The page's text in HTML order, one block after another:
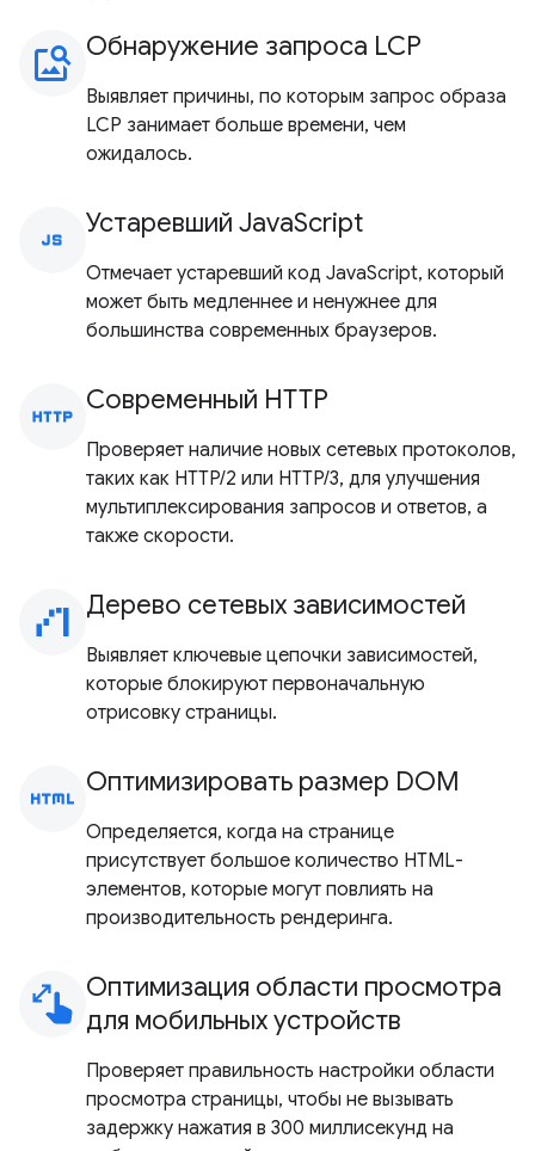
image_search Обнаружение запроса LCP
Выявляет причины, по которым запрос образа
LCP занимает больше времени, чем
ожидалось.
javascript Устаревший JavaScript
Отмечает устаревший код JavaScript, который
может быть медленнее и ненужнее для
большинства современных браузеров.
http Современный HTTP
Проверяет наличие новых сетевых протоколов,
таких как HTTP/2 или HTTP/3, для улучшения
мультиплексирования запросов и ответов, а
также скорости.
waterfall_chart Дерево сетевых зависимостей
Выявляет ключевые цепочки зависимостей,
которые блокируют первоначальную
отрисовку страницы.
html Оптимизировать размер DOM
Определяется, когда на странице
присутствует большое количество HTML-
элементов, которые могут повлиять на
производительность рендеринга.
pinch Оптимизация области просмотра
для мобильных устройств
Проверяет правильность настройки области
просмотра страницы, чтобы не вызывать
задержку нажатия в 300 миллисекунд на